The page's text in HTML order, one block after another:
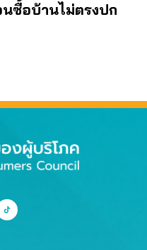
ซื้อบ้านไม่ตรงปก